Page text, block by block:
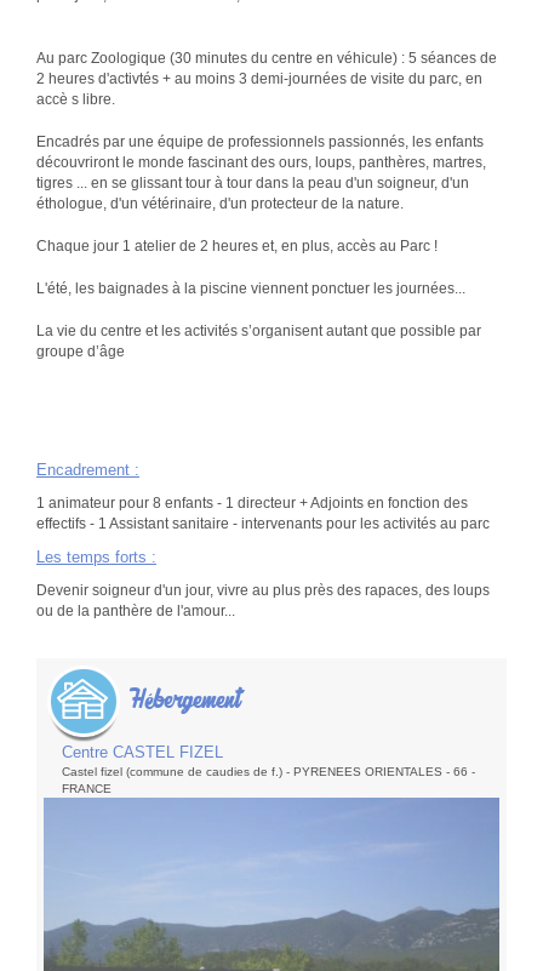
Au parc Zoologique (30 minutes du centre en véhicule) : 5 séances de
2 heures d'activtés + au moins 3 demi-journées de visite du parc, en
accè s libre.
Encadrés par une équipe de professionnels passionnés, les enfants
découvriront le monde fascinant des ours, loups, panthères, martres,
tigres ... en se glissant tour à tour dans la peau d'un soigneur, d'un
éthologue, d'un vétérinaire, d'un protecteur de la nature.
Chaque jour 1 atelier de 2 heures et, en plus, accès au Parc !
L'été, les baignades à la piscine viennent ponctuer les journées...
La vie du centre et les activités s’organisent autant que possible par
groupe d’âge
Encadrement :
1 animateur pour 8 enfants - 1 directeur + Adjoints en fonction des
effectifs - 1 Assistant sanitaire - intervenants pour les activités au parc
Les temps forts :
Devenir soigneur d'un jour, vivre au plus près des rapaces, des loups
ou de la panthère de l'amour...
Hébergement
Centre CASTEL FIZEL
Castel fizel (commune de caudies de f.) - PYRENEES ORIENTALES - 66 -
FRANCE